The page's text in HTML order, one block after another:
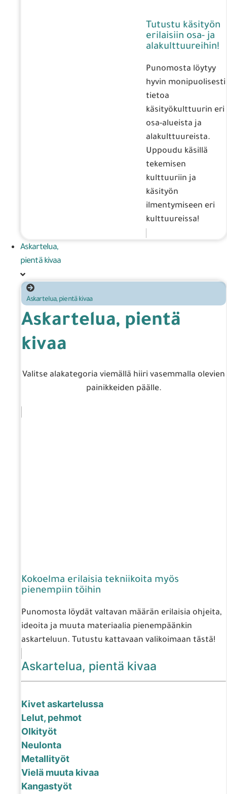
Tutustu käsityön
erilaisiin osa- ja
alakulttuureihin!
Punomosta löytyy
hyvin monipuolisesti
tietoa
käsityökulttuurin eri
osa-alueista ja
alakulttuureista.
Uppoudu käsillä
tekemisen
kulttuuriin ja
käsityön
ilmentymiseen eri
kulttuureissa!
Askartelua,
pientä kivaa
Askartelua, pientä kivaa
Askartelua, pientä
kivaa
Valitse alakategoria viemällä hiiri vasemmalla olevien
painikkeiden päälle.
Kokoelma erilaisia tekniikoita myös
pienempiin töihin
Punomosta löydät valtavan määrän erilaisia ohjeita,
ideoita ja muuta materiaalia pienempäänkin
askarteluun. Tutustu kattavaan valikoimaan tästä!
Askartelua, pientä kivaa
Kivet askartelussa
Lelut, pehmot
Olkityöt
Neulonta
Metallityöt
Vielä muuta kivaa
Kangastyöt